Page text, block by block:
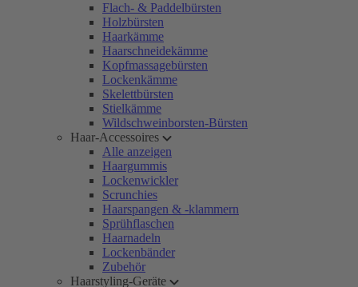
Flach- & Paddelbürsten
Holzbürsten
Haarkämme
Haarschneidekämme
Kopfmassagebürsten
Lockenkämme
Skelettbürsten
Stielkämme
Wildschweinborsten-Bürsten
Haar-Accessoires
Alle anzeigen
Haargummis
Lockenwickler
Scrunchies
Haarspangen & -klammern
Sprühflaschen
Haarnadeln
Lockenbänder
Zubehör
Haarstyling-Geräte